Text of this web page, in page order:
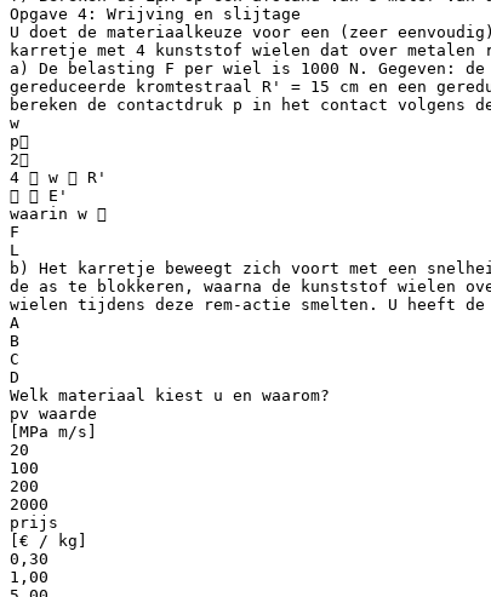
Opgave 4: Wrijving en slijtage
U doet de materiaalkeuze voor een (zeer
karretje met 4 kunststof wielen dat over
a) De belasting F per wiel is 1000 N. Gegeven:
gereduceerde kromtestraal R' = 15 cm en een
bereken de contactdruk p in het contact volgens
w
p
2
4  w  R'
  E'
waarin w 
F
L
b) Het karretje beweegt zich voort met een
de as te blokkeren, waarna de kunststof wielen
wielen tijdens deze rem-actie smelten. U heeft
A
B
C
D
Welk materiaal kiest u en waarom?
pv waarde
[MPa m/s]
20
100
200
2000
prijs
[€ / kg]
0,30
1,00